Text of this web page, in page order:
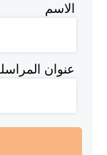
الاسم
عنوان